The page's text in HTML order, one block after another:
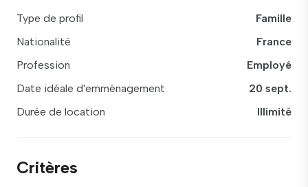
Type de profil
Famille
Nationalité
France
Profession
Employé
Date idéale d'emménagement
20 sept.
Durée de location
Illimité
Critères